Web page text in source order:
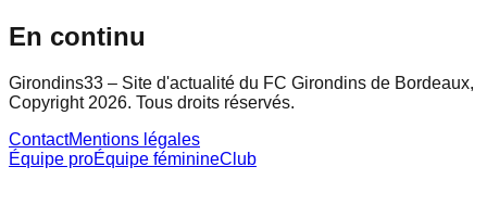
En continu
Girondins33 – Site d'actualité du FC Girondins de Bordeaux,
Copyright 2026. Tous droits réservés.
ContactMentions légales
Équipe proÉquipe féminineClub